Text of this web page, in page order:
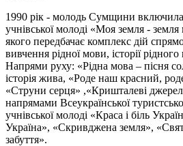
1990 рік - молодь Сумщини
учнівської молоді «Моя земля - земля
якого передбачає комплекс дій
вивчення рідної мови, історії
Напрями руху: «Рідна мова – пісня
історія жива, «Роде наш красний,
«Струни серця» ,«Кришталеві
напрямами Всеукраїнської
учнівської молоді «Краса і біль
Україна», «Скривджена земля»,
забуття».